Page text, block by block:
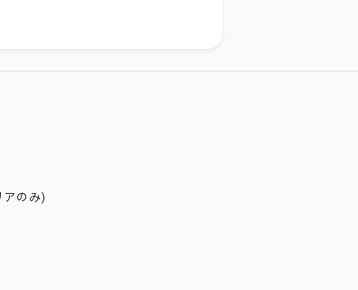
アのみ)